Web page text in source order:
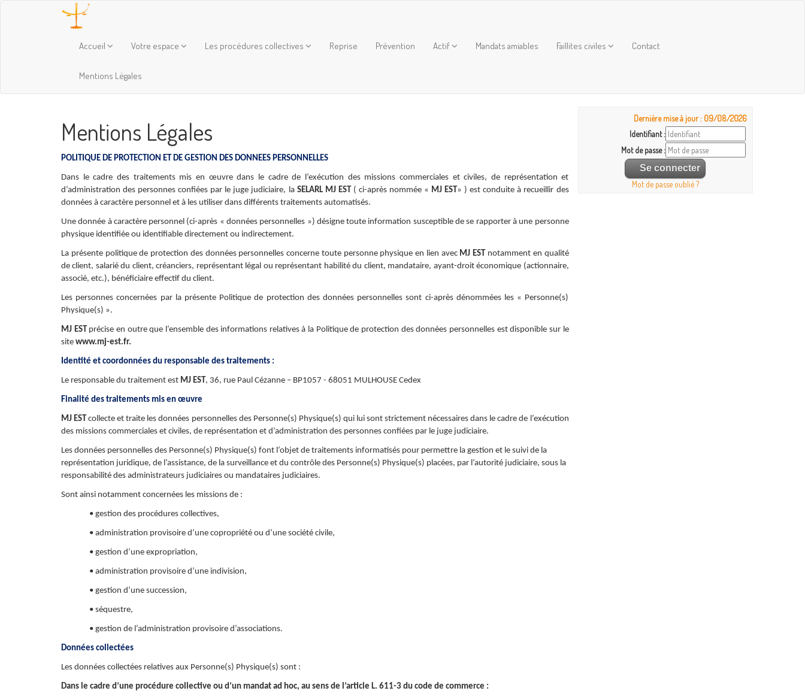
Accueil Votre espace Les procédures collectives Reprise Prévention Actif Mandats amiables Faillites civiles Contact
Mentions Légales
Mentions Légales
POLITIQUE DE PROTECTION ET DE GESTION DES DONNEES PERSONNELLES
Dans le cadre des traitements mis en œuvre dans le cadre de l’exécution des missions commerciales et civiles, de représentation et
d’administration des personnes confiées par le juge judiciaire, la SELARL MJ EST( ci-après nommée « MJ EST» ) est conduite à recueillir des
données à caractère personnel et à les utiliser dans différents traitements automatisés.
Une donnée à caractère personnel (ci-après « données personnelles ») désigne toute information susceptible de se rapporter à une personne
physique identifiée ou identifiable directement ou indirectement.
La présente politique de protection des données personnelles concerne toute personne physique en lien avec MJ ESTnotamment en qualité
de client, salarié du client, créanciers, représentant légal ou représentant habilité du client, mandataire, ayant-droit économique (actionnaire,
associé, etc.), bénéficiaire effectif du client.
Les personnes concernées par la présente Politique de protection des données personnelles sont ci-après dénommées les « Personne(s)
Physique(s) ».
MJ ESTprécise en outre que l’ensemble des informations relatives à la Politique de protection des données personnelles est disponible sur le
site www.mj-est.fr.
Identité et coordonnées du responsable des traitements :
Le responsable du traitement est MJ EST, 36, rue Paul Cézanne – BP1057 - 68051 MULHOUSE Cedex
Finalité des traitements mis en œuvre
MJ ESTcollecte et traite les données personnelles des Personne(s) Physique(s) qui lui sont strictement nécessaires dans le cadre de l’exécution
des missions commerciales et civiles, de représentation et d’administration des personnes confiées par le juge judiciaire.
Les données personnelles des Personne(s) Physique(s) font l’objet de traitements informatisés pour permettre la gestion et le suivi de la
représentation juridique, de l’assistance, de la surveillance et du contrôle des Personne(s) Physique(s) placées, par l’autorité judiciaire, sous la
responsabilité des administrateurs judiciaires ou mandataires judiciaires.
Sont ainsi notamment concernées les missions de :
• gestion des procédures collectives,
• administration provisoire d’une copropriété ou d’une société civile,
• gestion d’une expropriation,
• administration provisoire d’une indivision,
• gestion d’une succession,
• séquestre,
• gestion de l’administration provisoire d’associations.
Données collectées
Les données collectées relatives aux Personne(s) Physique(s) sont :
Dans le cadre d’une procédure collective ou d’un mandat ad hoc, au sens de l’article L. 611-3 du code de commerce :
Dernière mise à jour : 09/08/2026
Identifiant :
Mot de passe :
Mot de passe oublié ?